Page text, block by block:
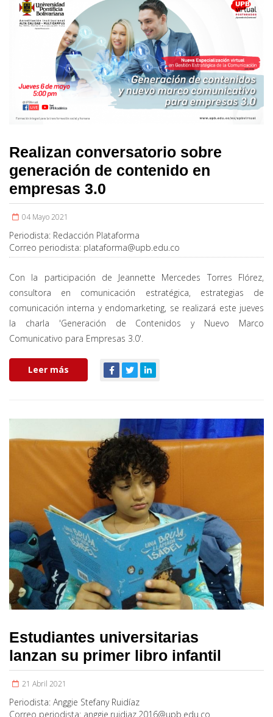
Realizan conversatorio sobre
generación de contenido en
empresas 3.0
04 Mayo 2021
Periodista: Redacción Plataforma
Correo periodista: plataforma@upb.edu.co
Con la participación de Jeannette Mercedes Torres Flórez,
consultora en comunicación estratégica, estrategias de
comunicación interna y endomarketing, se realizará este jueves
la charla 'Generación de Contenidos y Nuevo Marco
Comunicativo para Empresas 3.0'.
Leer más
Estudiantes universitarias
lanzan su primer libro infantil
21 Abril 2021
Periodista: Anggie Stefany Ruidíaz
Correo periodista: anggie.ruidiaz.2016@upb.edu.co